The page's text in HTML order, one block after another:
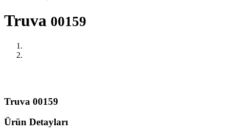
Truva 00159
Truva 00159
Ürün Detayları